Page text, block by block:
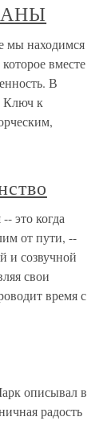
находимся
вместе
В
Ключ к
это когда
от пути, --
и созвучной
свои
время с
описывал в
радость